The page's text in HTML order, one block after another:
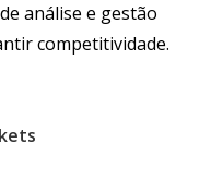
análise e gestão
competitividade.